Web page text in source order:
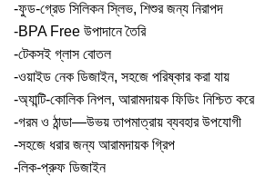
-ফুড-গ্রেড সিলিকন স্লিভ, শিশুর জন্য নিরাপদ
-BPA Free উপাদানে তৈরি
-টেকসই গ্লাস বোতল
-ওয়াইড নেক ডিজাইন, সহজে পরিষ্কার করা যায়
-অ্যান্টি-কোলিক নিপল, আরামদায়ক ফিডিং নিশ্চিত করে
-গরম ও ঠান্ডা—উভয় তাপমাত্রায় ব্যবহার উপযোগী
-সহজে ধরার জন্য আরামদায়ক গ্রিপ
-লিক-প্রুফ ডিজাইন